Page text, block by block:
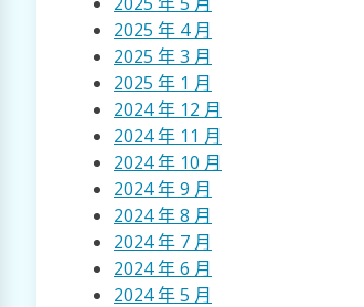
2025 年 4 月
2025 年 3 月
2025 年 1 月
2024 年 12 月
2024 年 11 月
2024 年 10 月
2024 年 9 月
2024 年 8 月
2024 年 7 月
2024 年 6 月
2024 年 5 月